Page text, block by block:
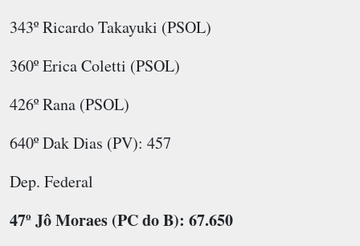
343º Ricardo Takayuki (PSOL)
360º Erica Coletti (PSOL)
426º Rana (PSOL)
640º Dak Dias (PV): 457
Dep. Federal
47º Jô Moraes (PC do B): 67.650